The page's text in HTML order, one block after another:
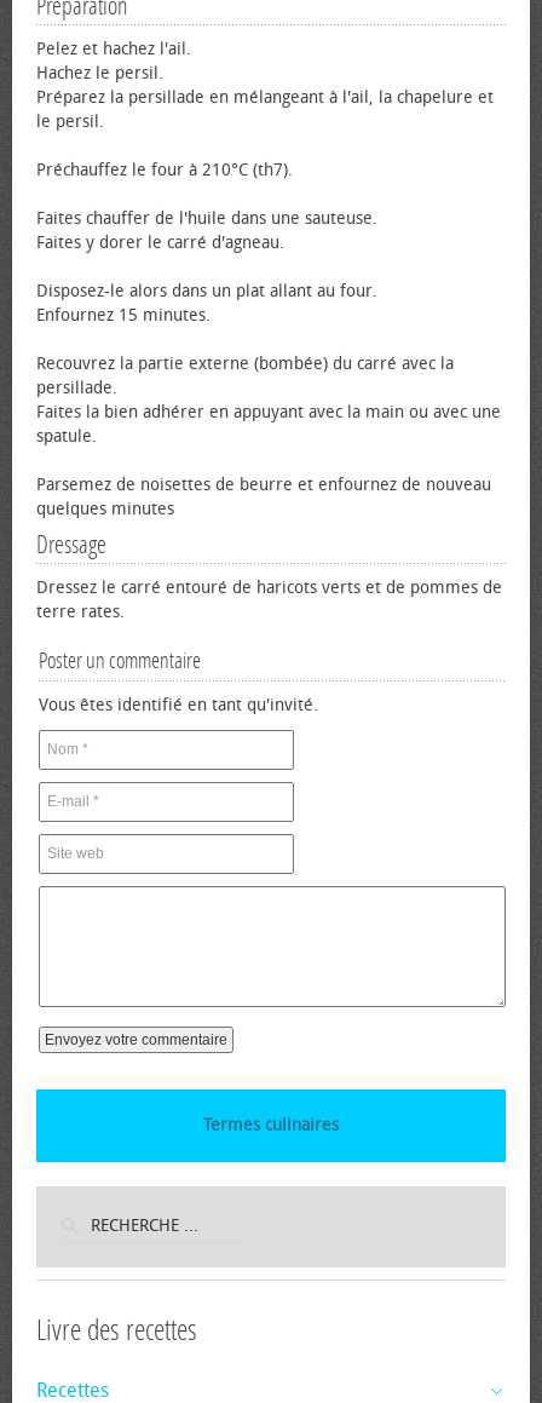
Préparation
Pelez et hachez l'ail.
Hachez le persil.
Préparez la persillade en mélangeant à l'ail, la chapelure et
le persil.
Préchauffez le four à 210°C (th7).
Faites chauffer de l'huile dans une sauteuse.
Faites y dorer le carré d'agneau.
Disposez-le alors dans un plat allant au four.
Enfournez 15 minutes.
Recouvrez la partie externe (bombée) du carré avec la
persillade.
Faites la bien adhérer en appuyant avec la main ou avec une
spatule.
Parsemez de noisettes de beurre et enfournez de nouveau
quelques minutes
Dressage
Dressez le carré entouré de haricots verts et de pommes de
terre rates.
Poster un commentaire
Vous êtes identifié en tant qu'invité.
Termes culinaires
Livre des recettes
Recettes